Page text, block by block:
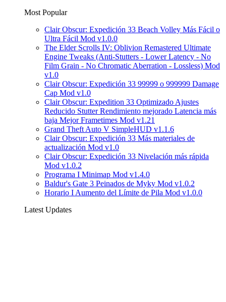
Most Popular
Clair Obscur: Expedición 33 Beach Volley Más Fácil o
Ultra Fácil Mod v1.0.0
The Elder Scrolls IV: Oblivion Remastered Ultimate
Engine Tweaks (Anti-Stutters - Lower Latency - No
Film Grain - No Chromatic Aberration - Lossless) Mod
v1.0
Clair Obscur: Expedición 33 99999 o 999999 Damage
Cap Mod v1.0
Clair Obscur: Expedition 33 Optimizado Ajustes
Reducido Stutter Rendimiento mejorado Latencia más
baja Mejor Frametimes Mod v1.21
Grand Theft Auto V SimpleHUD v1.1.6
Clair Obscur: Expedición 33 Más materiales de
actualización Mod v1.0
Clair Obscur: Expedición 33 Nivelación más rápida
Mod v1.0.2
Programa I Minimap Mod v1.4.0
Baldur's Gate 3 Peinados de Myky Mod v1.0.2
Horario I Aumento del Límite de Pila Mod v1.0.0
Latest Updates